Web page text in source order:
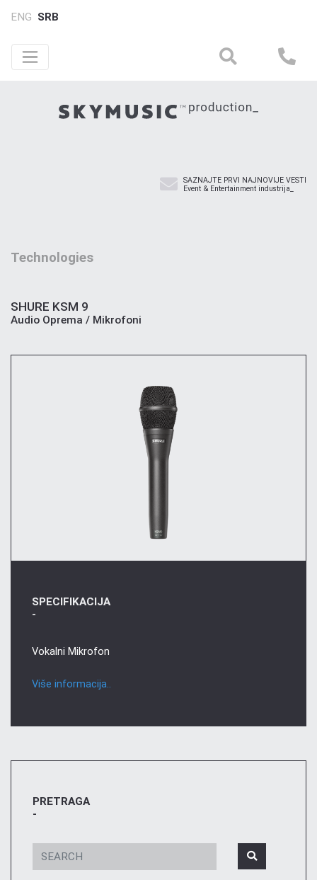
ENG SRB
SAZNAJTE PRVI NAJNOVIJE VESTI
Event & Entertainment industrija_
Technologies
SHURE KSM 9
Audio Oprema / Mikrofoni
SPECIFIKACIJA
-
Vokalni Mikrofon
Više informacija..
PRETRAGA
-